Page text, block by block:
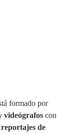
formado por
videógrafos con
reportajes de